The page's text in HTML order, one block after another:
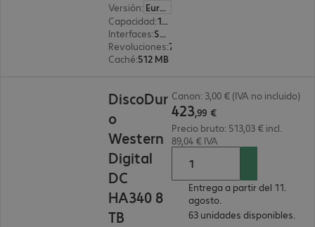
Versión:
Europa
Capacidad: 10 TB
Interfaces: SATA 3.0 (6 Gbit/s) 8,9 cm (3,5")
Revoluciones:
Caché:512 MB
DiscoDur
o
Western
Digital
DC
HA340 8
TB
Canon: 3,00 € (IVA no incluido)
423,99 €
Precio bruto: 513,03 € incl.
89,04 € IVA
Entrega a partir del 11.
agosto.
63 unidades disponibles.